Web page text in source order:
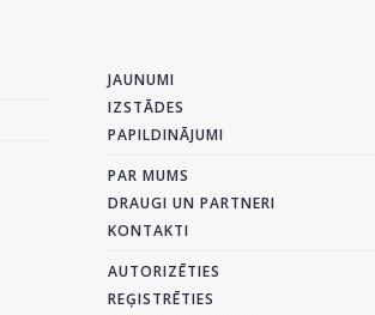
JAUNUMI
IZSTĀDES
PAPILDINĀJUMI
PAR MUMS
DRAUGI UN PARTNERI
KONTAKTI
AUTORIZĒTIES
REĢISTRĒTIES